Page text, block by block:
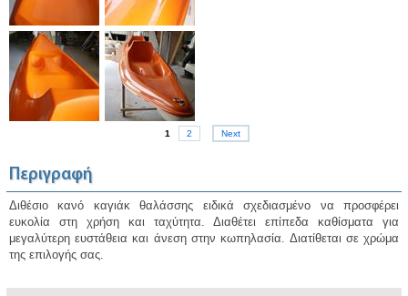
1 2 Next
Περιγραφή
Διθέσιο κανό καγιάκ θαλάσσης ειδικά σχεδιασμένο να προσφέρει
ευκολία στη χρήση και ταχύτητα. Διαθέτει επίπεδα καθίσματα για
μεγαλύτερη ευστάθεια και άνεση στην κωπηλασία. Διατίθεται σε χρώμα
της επιλογής σας.